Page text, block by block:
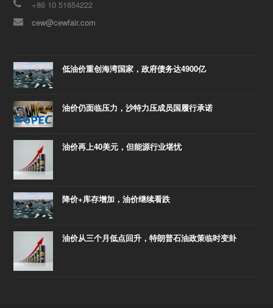
+86 10 51654222
cew@cewfair.com
低油价重创海湾国家，政府债务达4900亿
油价仍面临压力，沙特力压成员国履行承诺
油价再上40美元，但能源行业堪忧
降价+库存增加，油价继续看跌
油价从三个月低点回升，特朗普石油政策临时变卦